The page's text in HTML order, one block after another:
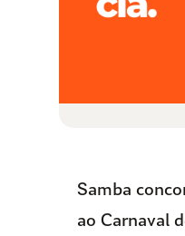
Samba
ao Carnaval